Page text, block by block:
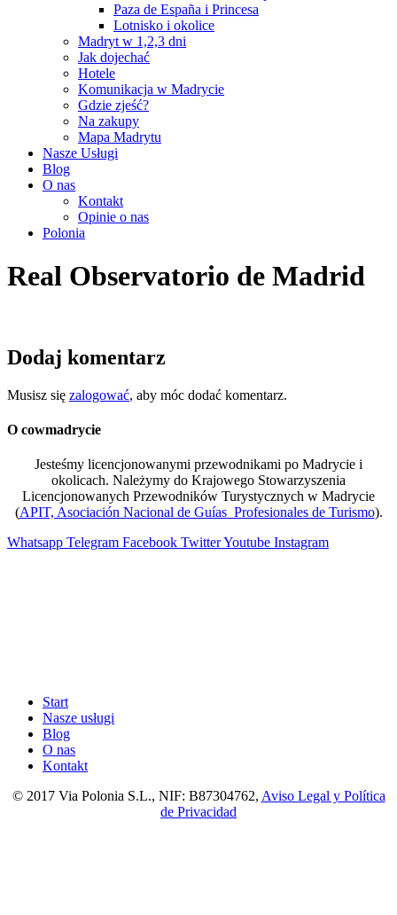
Paza de España i Princesa
Lotnisko i okolice
Madryt w 1,2,3 dni
Jak dojechać
Hotele
Komunikacja w Madrycie
Gdzie zjeść?
Na zakupy
Mapa Madrytu
Nasze Usługi
Blog
O nas
Kontakt
Opinie o nas
Polonia
Real Observatorio de Madrid
Dodaj komentarz
Musisz się zalogować, aby móc dodać komentarz.
O cowmadrycie
Jesteśmy licencjonowanymi przewodnikami po Madrycie i
okolicach. Należymy do Krajowego Stowarzyszenia
Licencjonowanych Przewodników Turystycznych w Madrycie
(APIT, Asociación Nacional de Guías Profesionales de Turismo).
Whatsapp Telegram Facebook TwitterYoutube Instagram
Start
Nasze usługi
Blog
O nas
Kontakt
© 2017 Via Polonia S.L., NIF: B87304762, Aviso Legal y Política
de Privacidad